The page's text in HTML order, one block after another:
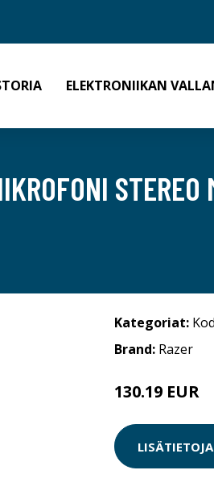
ELEKTRONIIKAN
STEREO
Kategoriat:
Brand: Razer
130.19 EUR
LISÄTIETOJA